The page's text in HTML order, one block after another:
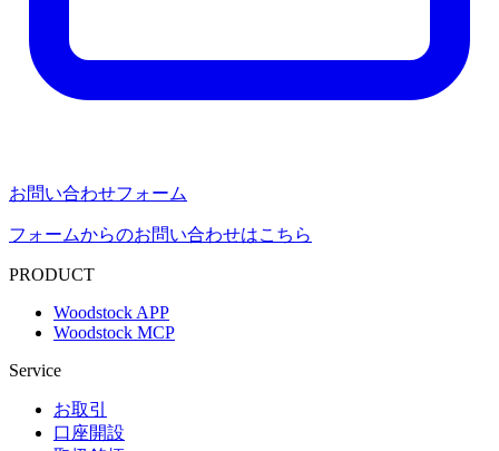
お問い合わせフォーム
フォームからのお問い合わせはこちら
PRODUCT
Woodstock APP
Woodstock MCP
Service
お取引
口座開設